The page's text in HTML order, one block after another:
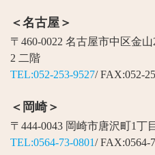
＜名古屋＞
〒460-0022 名古屋市中区金
2 二階
TEL:052-253-9527/ FAX:052-
＜岡崎＞
〒444-0043 岡崎市唐沢町1丁
TEL:0564-73-0801/ FAX:0564-